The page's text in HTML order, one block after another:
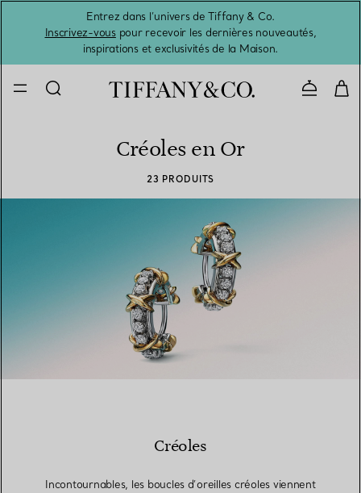
Entrez dans l’univers de Tiffany & Co.
Inscrivez-vouspour recevoir les dernières nouveautés,
inspirations et exclusivités de la Maison.
Créoles en Or
23 PRODUITS
Créoles
Incontournables, les boucles d’oreilles créoles viennent